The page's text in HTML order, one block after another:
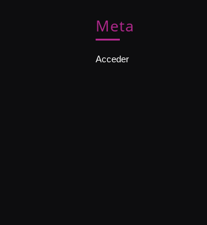
Meta
Acceder